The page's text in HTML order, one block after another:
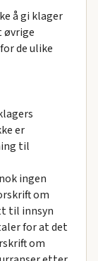
å gi klager
øvrige
de ulike
er
til
ingen
om
til innsyn
for at det
om